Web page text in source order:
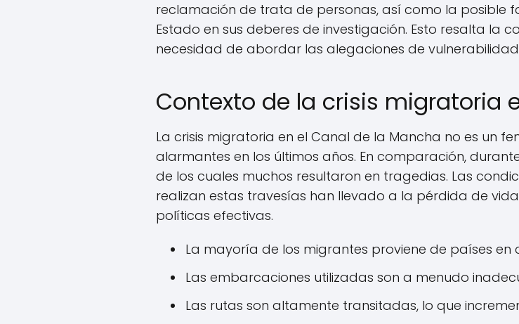
reclamación de trata de personas, así como la posible
Estado en sus deberes de investigación. Esto resalta la
necesidad de abordar las alegaciones de
Contexto de la crisis migratoria
La crisis migratoria en el Canal de la Mancha no es un
alarmantes en los últimos años. En comparación,
de los cuales muchos resultaron en tragedias. Las
realizan estas travesías han llevado a la pérdida de
políticas efectivas.
La mayoría de los migrantes proviene de países en
Las embarcaciones utilizadas son a menudo
Las rutas son altamente transitadas, lo que